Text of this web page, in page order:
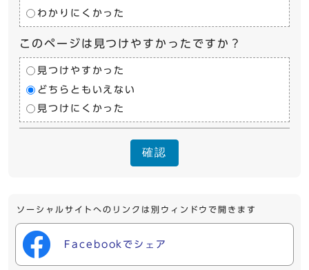
わかりにくかった
このページは見つけやすかったですか？
見つけやすかった
どちらともいえない
見つけにくかった
確認
ソーシャルサイトへのリンクは別ウィンドウで開きます
Facebookでシェア